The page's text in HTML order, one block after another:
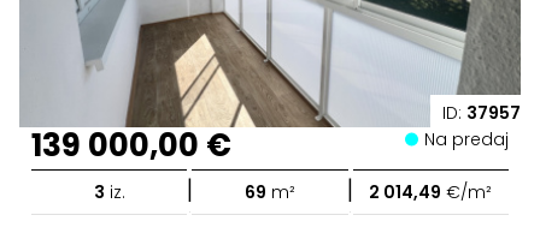
ID: 37957
139 000,00 € Na predaj
3 iz. | 69 m² | 2 014,49 €/m²